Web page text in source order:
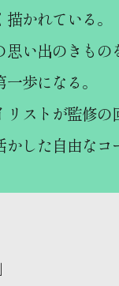
かれている。
思い出のきもの
歩になる。
リストが監修
かした自由なコ